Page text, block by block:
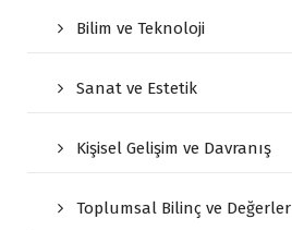
Bilim ve Teknoloji
Sanat ve Estetik
Kişisel Gelişim ve Davranış
Toplumsal Bilinç ve Değerler